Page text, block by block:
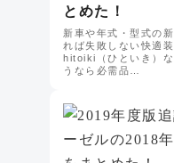
とめた！
新車や年式・型式の
れば失敗しない快適
hitoiki（ひといき）
うなら必需品…